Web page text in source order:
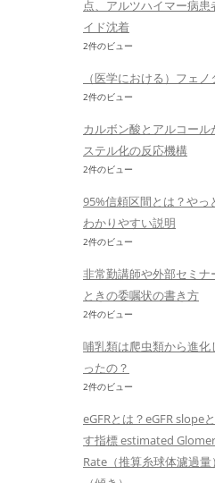
点、アルツハイマー病患
イド沈着
2件のビュー
（医学における）フェ
2件のビュー
カルボン酸とアルコー
ステル化の反応機構
2件のビュー
95%信頼区間とは？やっ
わかりやすい説明
2件のビュー
非常勤講師や外部セミナ
ときの委嘱状の書き方
2件のビュー
哺乳類は爬虫類から進
ったの？
2件のビュー
eGFRとは？eGFR slope
す指標 estimated
Rate（推算糸球体濾過